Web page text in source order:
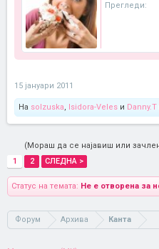
Прегледи:
15 јануари 2011
На solzuska, Isidora-Veles и Danny.T
(Мораш да се најавиш или
1
2 СЛЕДНА >
Статус на темата: Не е отворена за
Форум Архива Канта